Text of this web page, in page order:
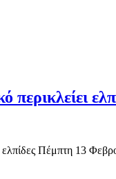
Πέμπτη 13